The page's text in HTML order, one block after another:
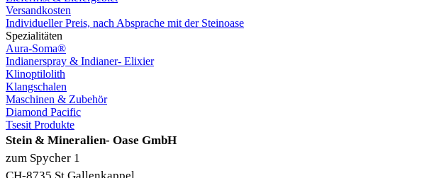
Versandkosten
Individueller Preis, nach Absprache mit der Steinoase
Spezialitäten
Aura-Soma®
Indianerspray & Indianer- Elixier
Klinoptilolith
Klangschalen
Maschinen & Zubehör
Diamond Pacific
Tsesit Produkte
Stein & Mineralien- Oase GmbH
zum Spycher 1